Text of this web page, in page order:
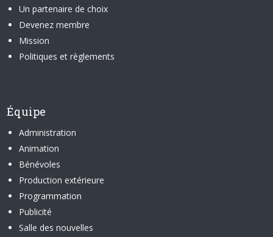
Un partenaire de choix
Devenez membre
Mission
Politiques et règlements
Équipe
Administration
Animation
Bénévoles
Production extérieure
Programmation
Publicité
Salle des nouvelles